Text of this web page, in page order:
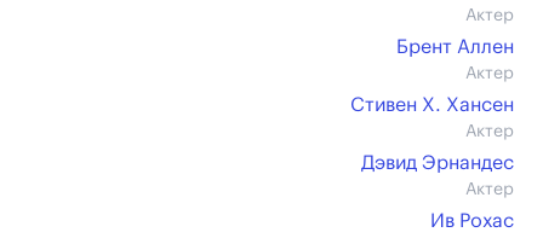
Актер
Брент Аллен
Актер
Стивен Х. Хансен
Актер
Дэвид Эрнандес
Актер
Ив Рохас